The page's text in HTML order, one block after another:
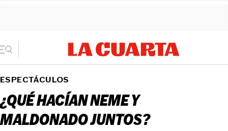
ESPECTÁCULOS
¿QUÉ HACÍAN NEME Y
MALDONADO JUNTOS?